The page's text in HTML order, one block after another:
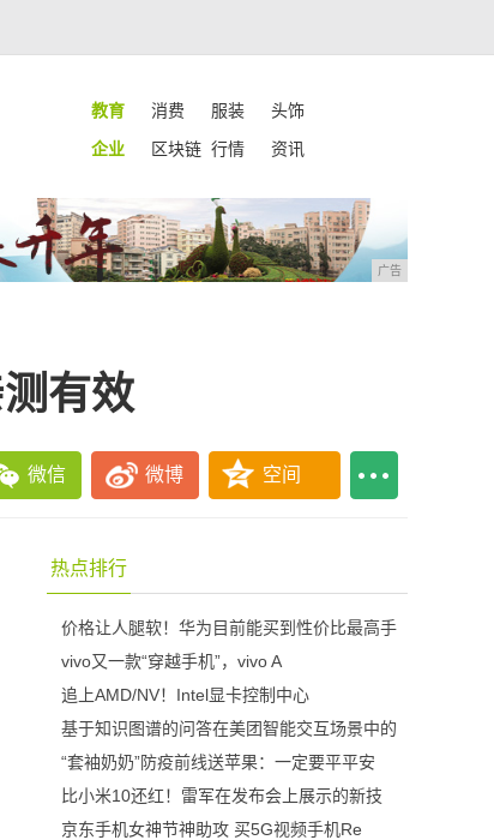
教育 消费 服装
头饰
企业 区块链 行情 资讯
广告
有效
微信 微博 空间
热点排行
价格让人腿软！华为目前能买到性价比最高手
vivo又一款“穿越手机”，vivo A
追上AMD/NV！Intel显卡控制中心
基于知识图谱的问答在美团智能交互场景中的
“套袖奶奶”防疫前线送苹果：一定要平平安
比小米10还红！雷军在发布会上展示的新技
京东手机女神节神助攻 买5G视频手机Re